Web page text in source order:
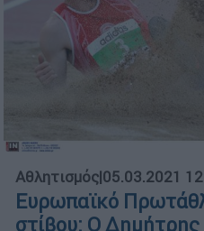
Αθλητισμός|05.03.2021
Ευρωπαϊκό
στίβου: Ο